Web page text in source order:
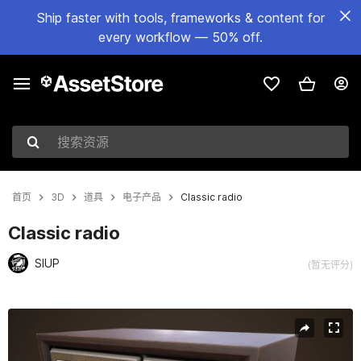
Ship faster with tools, frameworks & content for
every workflow — 50% off.
搜索资源
首页 3D 道具 电子产品 Classic radio
Classic radio
SIUP (暂无评分)